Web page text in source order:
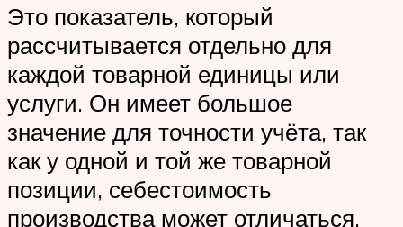
Это показатель, который
рассчитывается отдельно для
каждой товарной единицы или
услуги. Он имеет большое
значение для точности учёта, так
как у одной и той же товарной
позиции, себестоимость
производства может отличаться.